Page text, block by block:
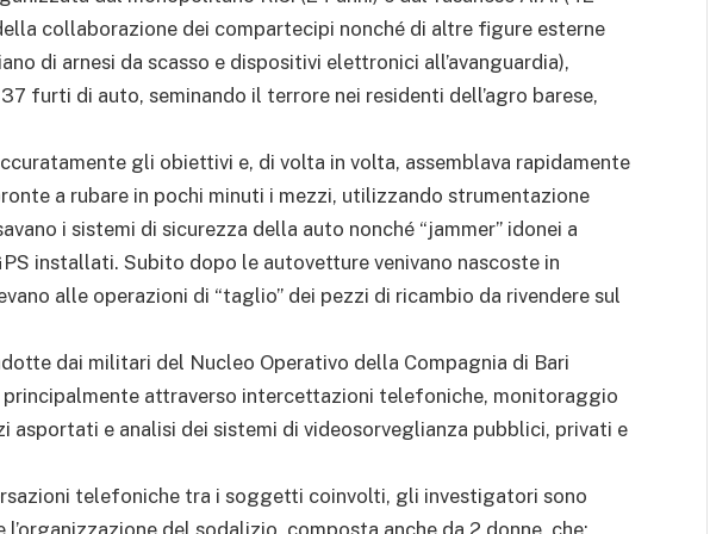
collaborazione dei compartecipi nonché di altre figure esterne
di arnesi da scasso e dispositivi elettronici all’avanguardia),
furti di auto, seminando il terrore nei residenti dell’agro barese,
gli obiettivi e, di volta in volta, assemblava rapidamente
a rubare in pochi minuti i mezzi, utilizzando strumentazione
i sistemi di sicurezza della auto nonché “jammer” idonei a
installati. Subito dopo le autovetture venivano nascoste in
alle operazioni di “taglio” dei pezzi di ricambio da rivendere sul
dai militari del Nucleo Operativo della Compagnia di Bari
principalmente attraverso intercettazioni telefoniche, monitoraggio
asportati e analisi dei sistemi di videosorveglianza pubblici, privati e
telefoniche tra i soggetti coinvolti, gli investigatori sono
del sodalizio, composta anche da 2 donne, che: